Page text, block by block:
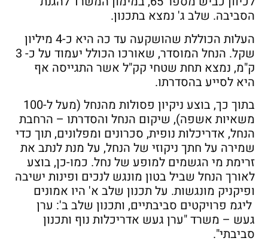
הסביבה. שלב ג' נמצא בתכנון.
העלות הכוללת שהושקעה עד כה היא כ-4 מיליון
שקל. הנחל המוסדר, שאורכו הכולל יעמוד על כ- 3
ק"מ, נמצא תחת שטחי קק"ל אשר התגייסה אף
היא לסייע בהסדרתו.
בתוך כך, בוצע ניקיון פסולות מהנחל (מעל ל-100
משאיות אשפה), שיקום הנחל והסדרתו – הרחבת
הנחל, אדריכלות נופית, סכרונים ומפלונים, תוך כדי
שמירה על חתך ניקוזי של הנחל, על מנת לנתב את
זרימת מי הגשמים למופע של נחל. כמו-כן, בוצע
לאורך הנחל שביל בטון מונגש לנכים ופינות ישיבה
ופיקניק מונגשות. על תכנון שלב א' היו אמונים
ליגמ פרויקטים סביבתיים, ותכנון שלב ב': ערן
געש – משרד "ערן געש אדריכלות נוף ותכנון
סביבתי".